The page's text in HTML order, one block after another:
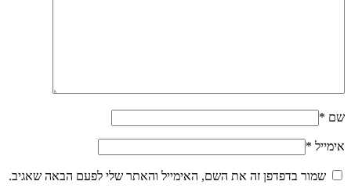
שם *
אימייל *
שמור בדפדפן זה את השם, האימייל והאתר שלי לפעם הבאה שאגיב.